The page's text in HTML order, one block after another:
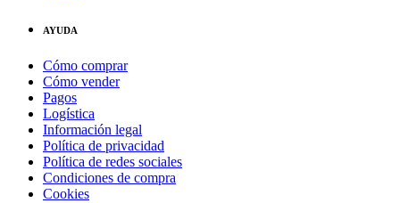
AYUDA
Cómo comprar
Cómo vender
Pagos
Logística
Información legal
Política de privacidad
Política de redes sociales
Condiciones de compra
Cookies